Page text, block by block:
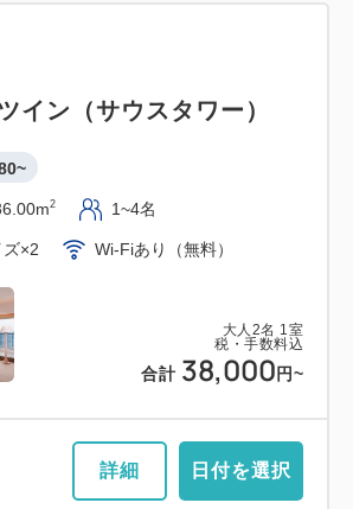
大人 2名 1室
税・手数料込
合計 38,000 円~
イン（サウスタワー）
2 1~4名
×2 Wi-Fiあり（無料）
詳細 日付を選択